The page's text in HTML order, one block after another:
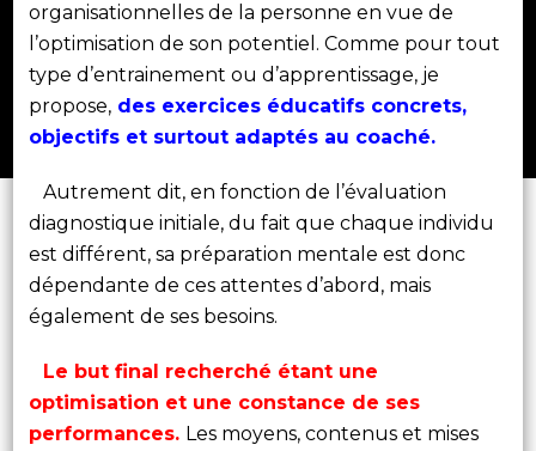
organisationnelles de la personne en vue de
l’optimisation de son potentiel. Comme pour tout
type d’entrainement ou d’apprentissage, je
propose,des exercices éducatifs concrets,
objectifs et surtout adaptés au coaché.
Autrement dit, en fonction de l’évaluation
diagnostique initiale, du fait que chaque individu
est différent, sa préparation mentale est donc
dépendante de ces attentes d’abord, mais
également de ses besoins.
Le but final recherché étant une
optimisation et une constance de ses
performances. Les moyens, contenus et mises